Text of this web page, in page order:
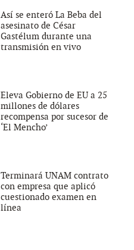
Así se enteró La Beba del
asesinato de César
Gastélum durante una
transmisión en vivo
Eleva Gobierno de EU a 25
millones de dólares
recompensa por sucesor de
‘El Mencho’
Terminará UNAM contrato
con empresa que aplicó
cuestionado examen en
línea